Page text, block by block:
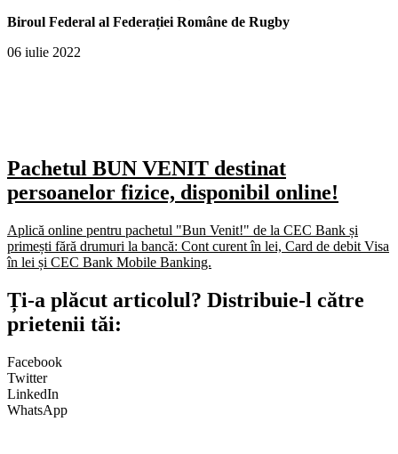
Biroul Federal al Federației Române de Rugby
06 iulie 2022
Pachetul BUN VENIT destinat
persoanelor fizice, disponibil online!
Aplică online pentru pachetul "Bun Venit!" de la CEC Bank și
primești fără drumuri la bancă: Cont curent în lei, Card de debit Visa
în lei și CEC Bank Mobile Banking.​
Ți-a plăcut articolul? Distribuie-l către
prietenii tăi:
Facebook
Twitter
LinkedIn
WhatsApp